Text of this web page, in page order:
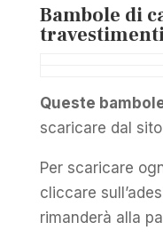
Bambole di
Queste
scaricare dal
Per scaricare
cliccare
rimanderà alla